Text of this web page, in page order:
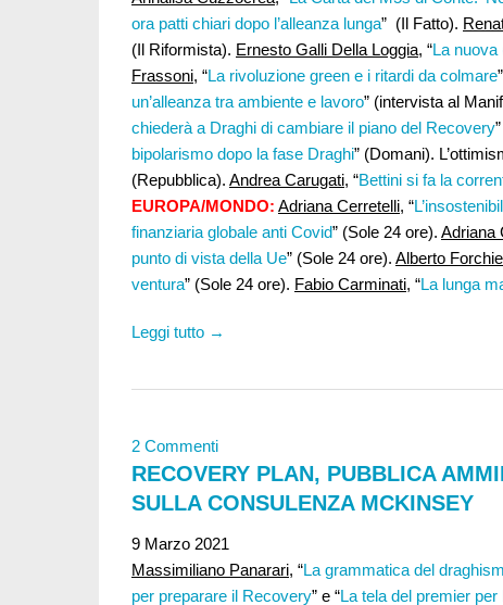
ora patti chiari dopo l’alleanza lunga” (Il Fatto).
(Il Riformista). Ernesto Galli Della Loggia, “La nuova
Frassoni, “La rivoluzione green e i ritardi da colmare
un’alleanza tra ambiente e lavoro” (intervista al
chiederà a Draghi di cambiare il piano del Recovery
bipolarismo dopo la fase Draghi” (Domani).
(Repubblica). Andrea Carugati, “Bettini si fa la
EUROPA/MONDO: Adriana Cerretelli, “
finanziaria globale anti Covid” (Sole 24 ore). Adriana
punto di vista della Ue” (Sole 24 ore). Alberto
ventura” (Sole 24 ore). Fabio Carminati, “La lunga
Leggi tutto →
2 Commenti
RECOVERY PLAN, PUBBLICA
SULLA CONSULENZA MCKINSEY
9 Marzo 2021
Massimiliano Panarari, “La grammatica del
per preparare il Recovery” e “La tela del premier